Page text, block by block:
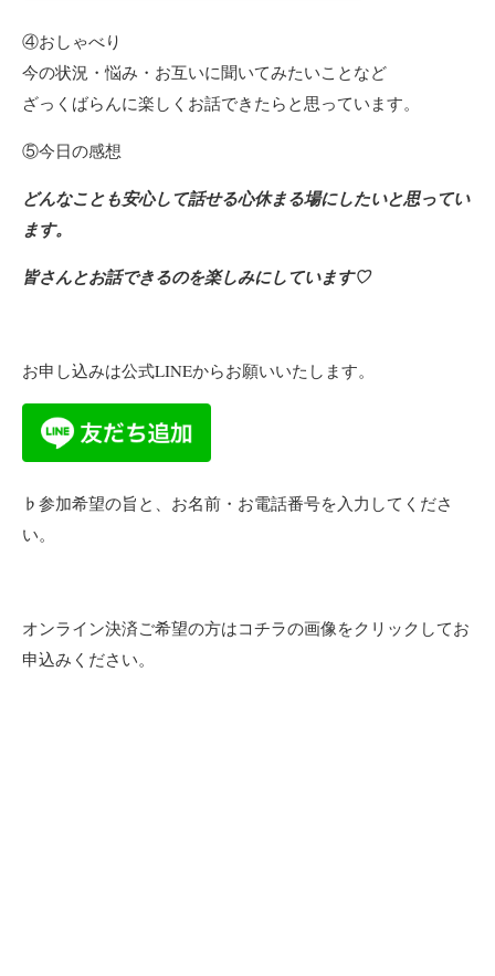
④おしゃべり
今の状況・悩み・お互いに聞いてみたいことなど
ざっくばらんに楽しくお話できたらと思っています。
⑤今日の感想
どんなことも安心して話せる心休まる場にしたいと思ってい
ます。
皆さんとお話できるのを楽しみにしています♡
お申し込みは公式LINEからお願いいたします。
♭参加希望の旨と、お名前・お電話番号を入力してくださ
い。
オンライン決済ご希望の方はコチラの画像をクリックしてお
申込みください。